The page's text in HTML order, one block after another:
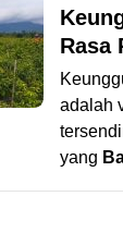
Rasa
adalah
yang